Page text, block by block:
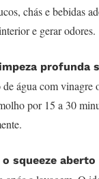
chás e bebidas
e gerar odores.
profunda
água com vinagre
por 15 a 30
squeeze aberto